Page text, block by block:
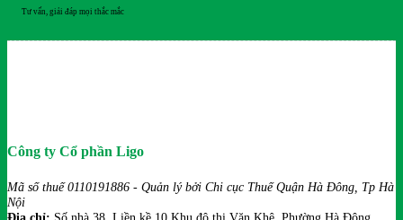
Tư vấn, giải đáp mọi thắc mắc
Công ty Cổ phần Ligo
Mã số thuế 0110191886 - Quản lý bởi Chi cục Thuế Quận Hà Đông, Tp Hà
Nội
Địa chỉ: Số nhà 38, Liền kề 10 Khu đô thị Văn Khê, Phường Hà Đông,